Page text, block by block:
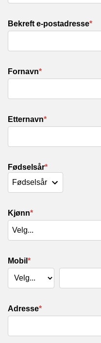
Bekreft e-postadresse*
Fornavn*
Etternavn*
Fødselsår*
Kjønn*
Mobil *
Adresse*